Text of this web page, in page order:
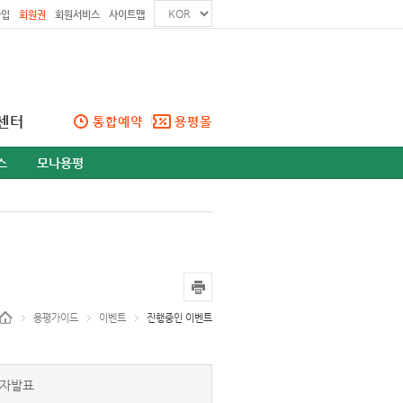
회원권 회원서비스 사이트맵
모나용평
터 통합예약 용평몰
용평가이드 이벤트 진행중인 이벤트
발표